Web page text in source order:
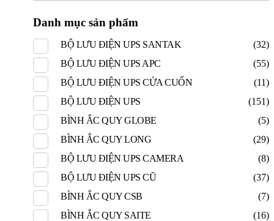
Danh mục sản phẩm
BỘ LƯU ĐIỆN UPS SANTAK
(32)
BỘ LƯU ĐIỆN UPS APC
(55)
BỘ LƯU ĐIỆN UPS CỬA CUỐN
(11)
BỘ LƯU ĐIỆN UPS
(151)
BÌNH ẮC QUY GLOBE
(5)
BÌNH ẮC QUY LONG
(29)
BỘ LƯU ĐIỆN UPS CAMERA
(8)
BỘ LƯU ĐIỆN UPS CŨ
(37)
BÌNH ẮC QUY CSB
(7)
BÌNH ẮC QUY SAITE
(16)